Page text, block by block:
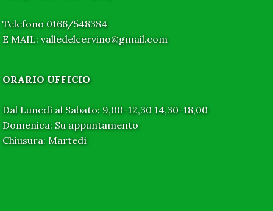
Telefono 0166/548384
E MAIL: valledelcervino@gmail.com
ORARIO UFFICIO
Dal Lunedì al Sabato: 9,00-12,30 14,30-18,00
Domenica: Su appuntamento
Chiusura: Martedì